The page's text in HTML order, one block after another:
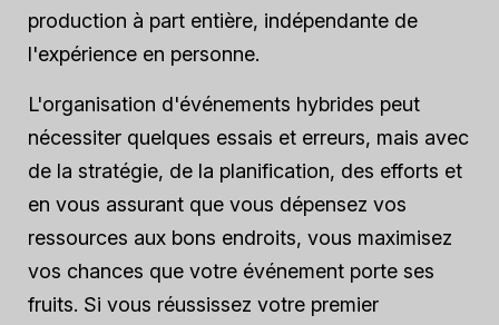
production à part entière, indépendante de
l'expérience en personne.
L'organisation d'événements hybrides peut
nécessiter quelques essais et erreurs, mais avec
de la stratégie, de la planification, des efforts et
en vous assurant que vous dépensez vos
ressources aux bons endroits, vous maximisez
vos chances que votre événement porte ses
fruits. Si vous réussissez votre premier